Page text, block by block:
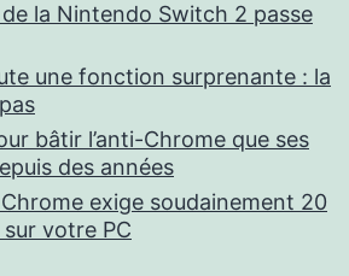
la Nintendo Switch 2 passe
une fonction surprenante : la
bâtir l’anti-Chrome que ses
des années
exige soudainement 20
sur votre PC